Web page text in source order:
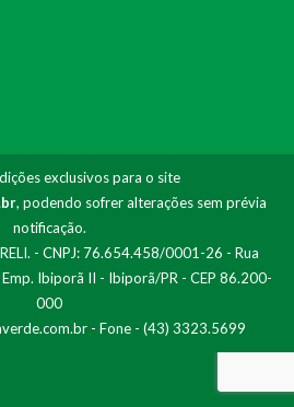
exclusivos para o site
, podendo sofrer alterações sem prévia
notificação.
- CNPJ: 76.654.458/0001-26 - Rua
Ibiporã II - Ibiporã/PR - CEP 86.200-
000
- Fone - (43) 3323.5699